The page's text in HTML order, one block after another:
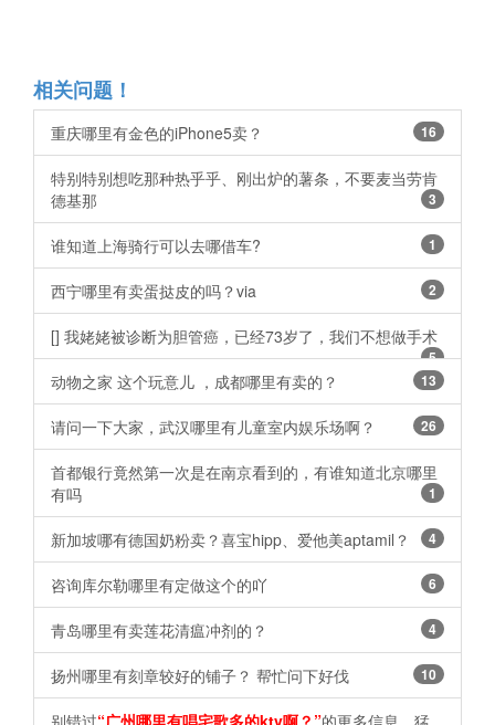
相关问题！
重庆哪里有金色的iPhone5卖？ 16
特别特别想吃那种热乎乎、刚出炉的薯条，不要麦当劳肯
德基那
3
谁知道上海骑行可以去哪借车? 1
西宁哪里有卖蛋挞皮的吗？via 2
[] 我姥姥被诊断为胆管癌，已经73岁了，我们不想做手术
5
动物之家 这个玩意儿 ，成都哪里有卖的？ 13
请问一下大家，武汉哪里有儿童室内娱乐场啊？ 26
首都银行竟然第一次是在南京看到的，有谁知道北京哪里
有吗
1
新加坡哪有德国奶粉卖？喜宝hipp、爱他美aptamil？ 4
咨询库尔勒哪里有定做这个的吖 6
青岛哪里有卖莲花清瘟冲剂的？ 4
扬州哪里有刻章较好的铺子？ 帮忙问下好伐 10
别错过“广州哪里有唱宅歌多的ktv啊？”的更多信息，猛